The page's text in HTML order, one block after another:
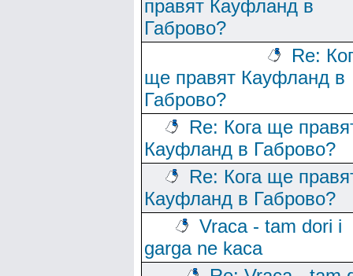
правят Кауфланд в
Габрово?
Re:
ще правят Кауфланд в
Габрово?
Re: Кога ще
Кауфланд в Габрово?
Re: Кога ще
Кауфланд в Габрово?
Vraca - tam dori i
garga ne kaca